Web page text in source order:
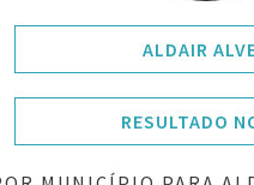
ALDAIR
RESULTADO